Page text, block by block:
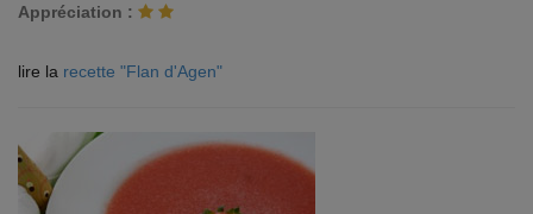
Appréciation :
lire la recette "Flan d'Agen"